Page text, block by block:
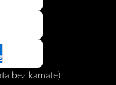
bez kamate)